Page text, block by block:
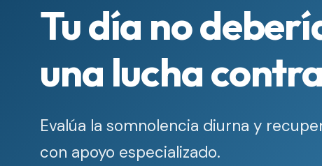
Tu día no
una lucha
Evalúa la somnolencia diurna y
con apoyo especializado.